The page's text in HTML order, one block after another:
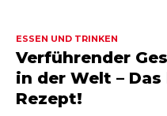
ESSEN UND TRINKEN
Verführender
in der Welt –
Rezept!